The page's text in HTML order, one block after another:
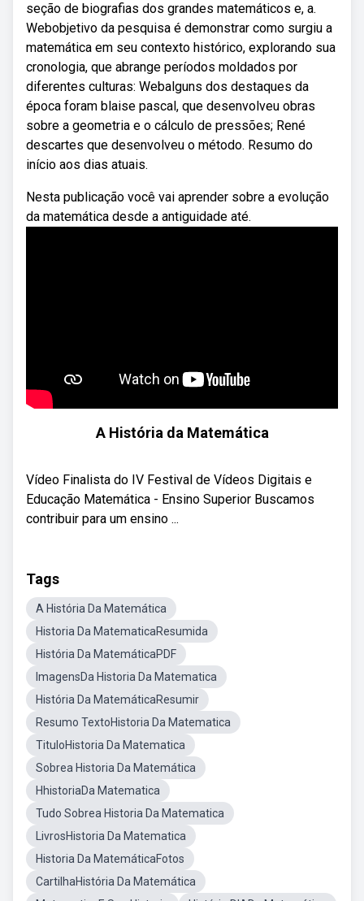
seção de biografias dos grandes matemáticos e, a.
Webobjetivo da pesquisa é demonstrar como surgiu a
matemática em seu contexto histórico, explorando sua
cronologia, que abrange períodos moldados por
diferentes culturas: Webalguns dos destaques da
época foram blaise pascal, que desenvolveu obras
sobre a geometria e o cálculo de pressões; René
descartes que desenvolveu o método. Resumo do
início aos dias atuais.
Nesta publicação você vai aprender sobre a evolução
da matemática desde a antiguidade até.
A História da Matemática
Vídeo Finalista do IV Festival de Vídeos Digitais e
Educação Matemática - Ensino Superior Buscamos
contribuir para um ensino ...
Tags
A História Da Matemática
Historia Da MatematicaResumida
História Da MatemáticaPDF
ImagensDa Historia Da Matematica
História Da MatemáticaResumir
Resumo TextoHistoria Da Matematica
TituloHistoria Da Matematica
Sobrea Historia Da Matemática
HhistoriaDa Matematica
Tudo Sobrea Historia Da Matematica
LivrosHistoria Da Matematica
Historia Da MatemáticaFotos
CartilhaHistória Da Matemática